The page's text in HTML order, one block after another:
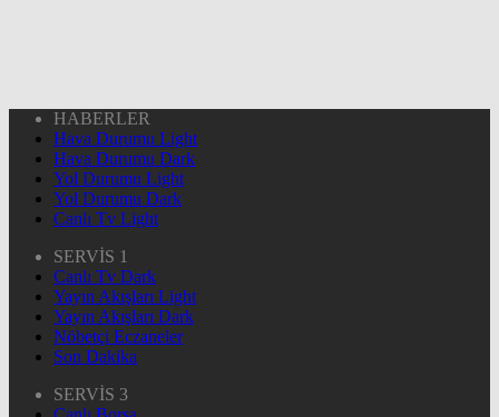
HABERLER
Hava Durumu Light
Hava Durumu Dark
Yol Durumu Light
Yol Durumu Dark
Canlı Tv Light
SERVİS 1
Canlı Tv Dark
Yayın Akışları Light
Yayın Akışları Dark
Nöbetçi Eczaneler
Son Dakika
SERVİS 3